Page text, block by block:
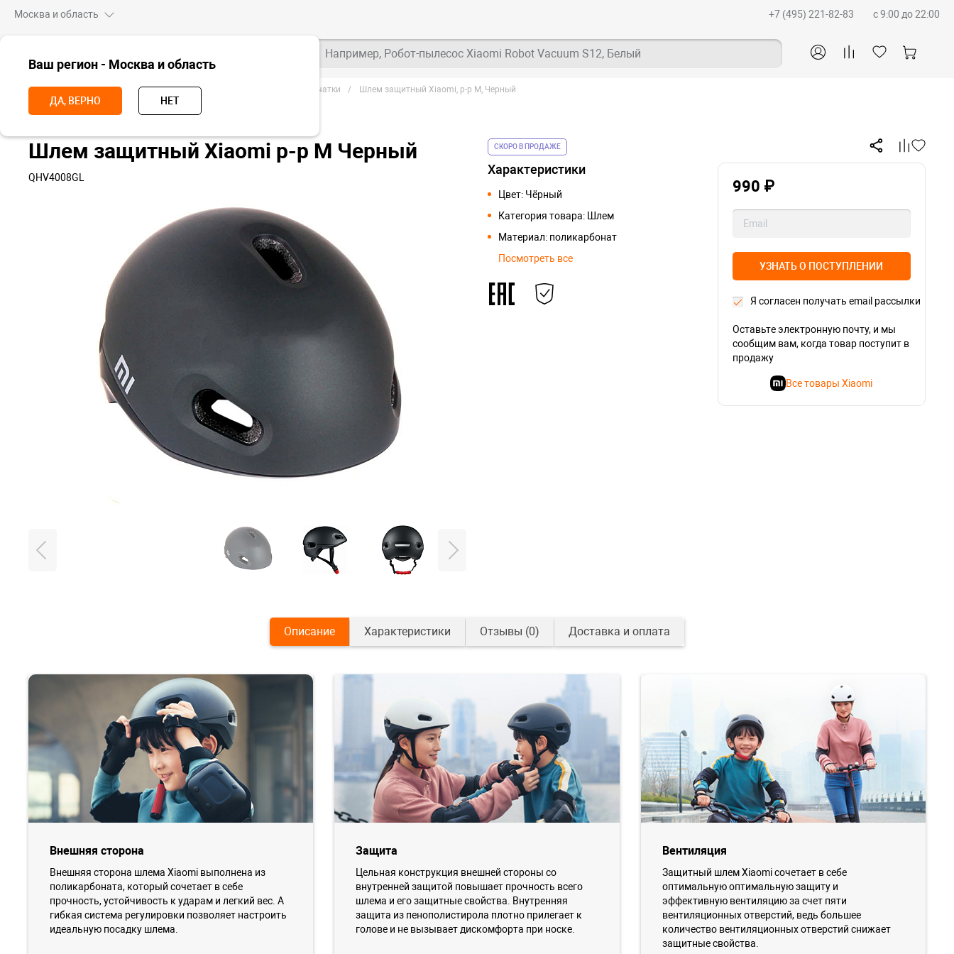
Москва и область
Ваш регион - Москва и область
ДА, ВЕРНО НЕТ
+7 (495) 221-82-83 c 9:00 до 22:00
Например, Робот-пылесос Xiaomi Robot Vacuum S12, Белый
Главная Аксессуары Аксессуары для транспорта Шлема и перчатки Шлем защитный Xiaomi, р-р М, Черный
Шлем защитный Xiaomi р-р М Черный
QHV4008GL
СКОРО В ПРОДАЖЕ
Характеристики
Цвет: Чёрный
Категория товара: Шлем
Материал: поликарбонат
Посмотреть все
990 ₽
УЗНАТЬ О ПОСТУПЛЕНИИ
Я согласен получать email рассылки
Оставьте электронную почту, и мы
сообщим вам, когда товар поступит в
продажу
Все товары Xiaomi
Описание Характеристики Отзывы (0) Доставка и оплата
Внешняя сторона
Внешняя сторона шлема Xiaomi выполнена из
поликарбоната, который сочетает в себе
прочность, устойчивость к ударам и легкий вес. А
гибкая система регулировки позволяет настроить
идеальную посадку шлема.
Защита
Цельная конструкция внешней стороны со
внутренней защитой повышает прочность всего
шлема и его защитные свойства. Внутренняя
защита из пенополистирола плотно прилегает к
голове и не вызывает дискомфорта при носке.
Вентиляция
Защитный шлем Xiaomi сочетает в себе
оптимальную оптимальную защиту и
эффективную вентиляцию за счет пяти
вентиляционных отверстий, ведь большее
количество вентиляционных отверстий снижает
защитные свойства.